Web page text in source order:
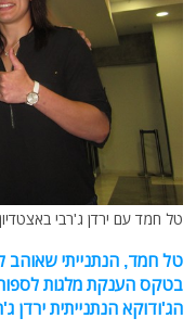
טל חמד עם ירדן ג'רבי
טל חמד, הנתנייתי שאוהב
בטקס הענקת מלגות
הג'ודוקא הנתנייתית ירדן